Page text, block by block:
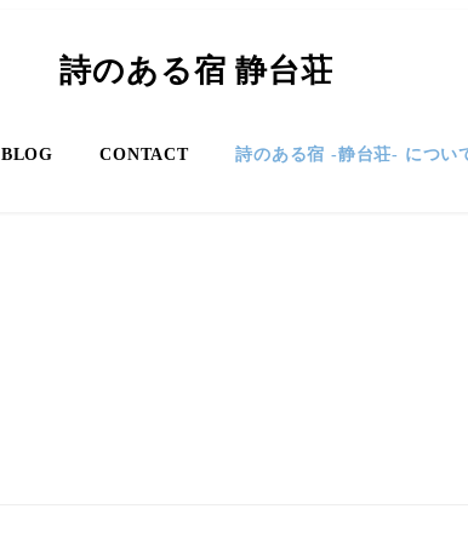
詩のある宿 静台荘
BLOG CONTACT 詩のある宿 -静台荘- につい